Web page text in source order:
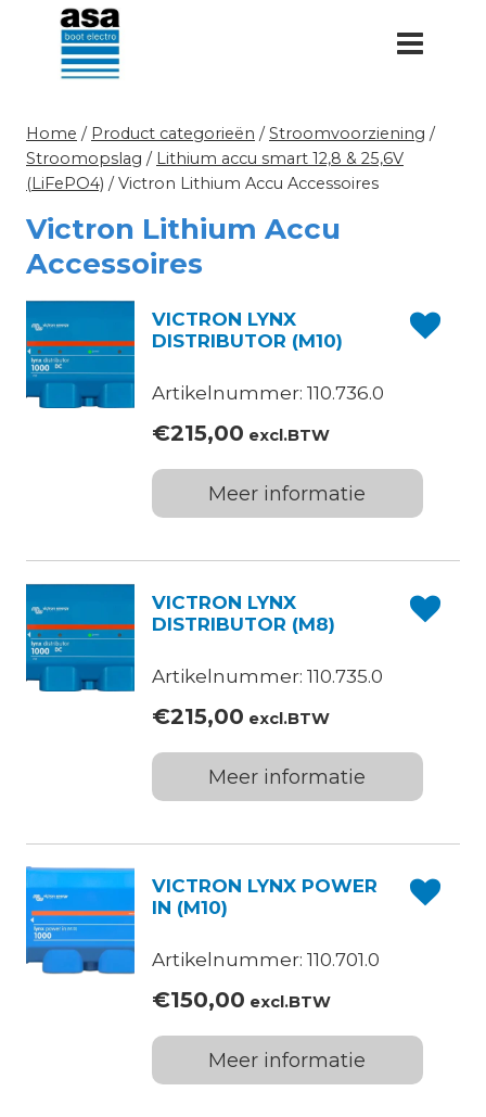
Doorgaan
inhoud
Home / Product categorieën / Stroomvoorziening /
Stroomopslag / Lithium accu smart 12,8 & 25,6V
(LiFePO4) / Victron Lithium Accu Accessoires
Victron Lithium Accu
Accessoires
VICTRON LYNX
DISTRIBUTOR (M10)
Artikelnummer: 110.736.0
€215,00 excl.BTW
Meer informatie
VICTRON LYNX
DISTRIBUTOR (M8)
Artikelnummer: 110.735.0
€215,00 excl.BTW
Meer informatie
VICTRON LYNX POWER
IN (M10)
Artikelnummer: 110.701.0
€150,00 excl.BTW
Meer informatie